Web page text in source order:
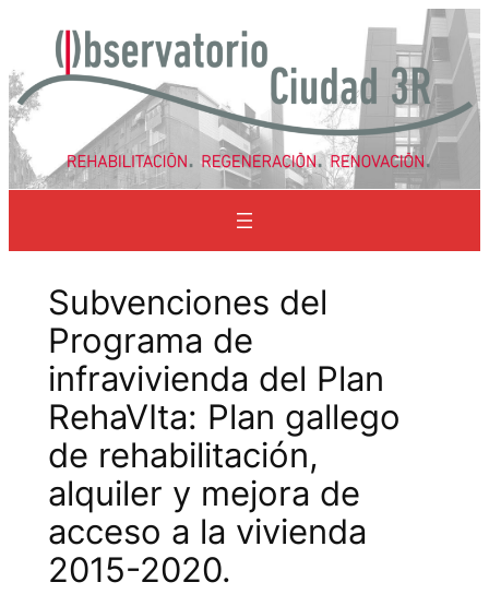
contenido
Subvenciones del
Programa de
infravivienda del Plan
RehaVIta: Plan gallego
de rehabilitación,
alquiler y mejora de
acceso a la vivienda
2015-2020.